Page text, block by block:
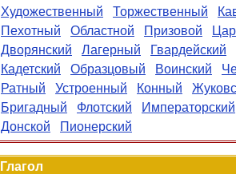
Художественный
Торжественный
Пехотный
Областной Призовой
Дворянский
Лагерный
Гвардейский
Кадетский
Образцовый Воинский
Ратный
Устроенный Конный
Бригадный
Флотский
Императорский
Донской
Пионерский
Глагол